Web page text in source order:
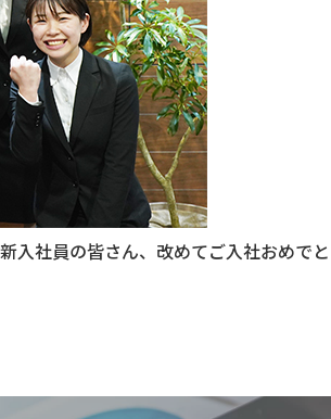
社員の皆さん、改めてご入社おめでと